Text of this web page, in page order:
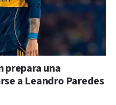
prepara una
a Leandro Paredes